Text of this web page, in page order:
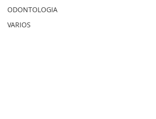
ODONTOLOGIA
VARIOS